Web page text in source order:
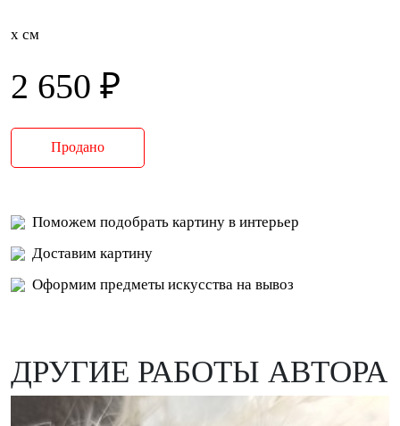
x см
2 650 ₽
Продано
Поможем подобрать картину в интерьер
Доставим картину
Оформим предметы искусства на вывоз
ДРУГИЕ РАБОТЫ АВТОРА